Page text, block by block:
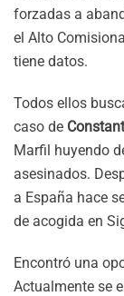
forzadas a
el Alto
tiene datos.
Todos ellos
caso de Constant
Marfil huyendo
asesinados.
a España hace
de acogida en
Encontró una
Actualmente se